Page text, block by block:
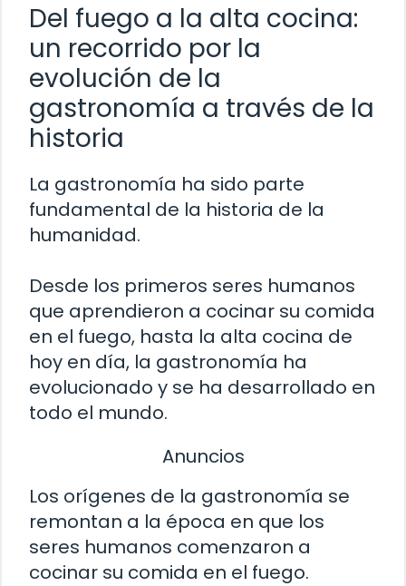
Del fuego a la alta cocina:
un recorrido por la
evolución de la
gastronomía a través de la
historia
La gastronomía ha sido parte
fundamental de la historia de la
humanidad.
Desde los primeros seres humanos
que aprendieron a cocinar su comida
en el fuego, hasta la alta cocina de
hoy en día, la gastronomía ha
evolucionado y se ha desarrollado en
todo el mundo.
Anuncios
Los orígenes de la gastronomía se
remontan a la época en que los
seres humanos comenzaron a
cocinar su comida en el fuego.